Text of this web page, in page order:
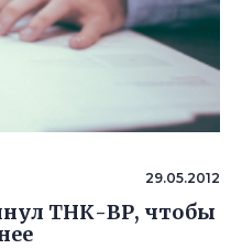
29.05.2012
ТНК-ВР, чтобы